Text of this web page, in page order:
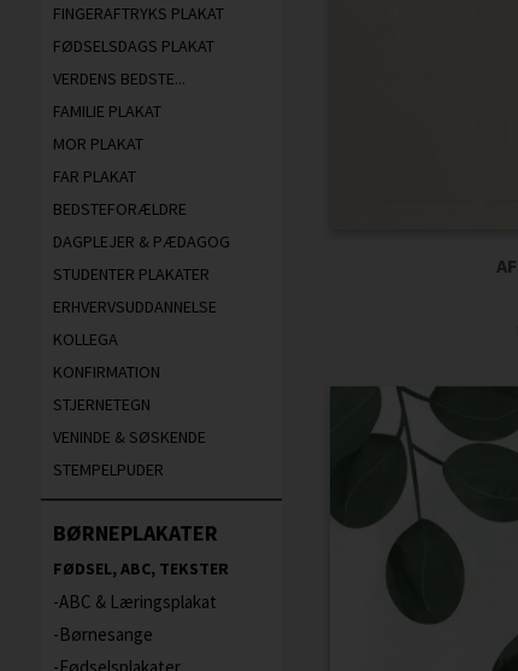
FINGERAFTRYKS PLAKAT
FØDSELSDAGS PLAKAT
VERDENS BEDSTE...
FAMILIE PLAKAT
MOR PLAKAT
FAR PLAKAT
BEDSTEFORÆLDRE
DAGPLEJER & PÆDAGOG
STUDENTER PLAKATER
ERHVERVSUDDANNELSE
KOLLEGA
KONFIRMATION
STJERNETEGN
VENINDE & SØSKENDE
STEMPELPUDER
BØRNEPLAKATER
FØDSEL, ABC, TEKSTER
ABC & Læringsplakat
Børnesange